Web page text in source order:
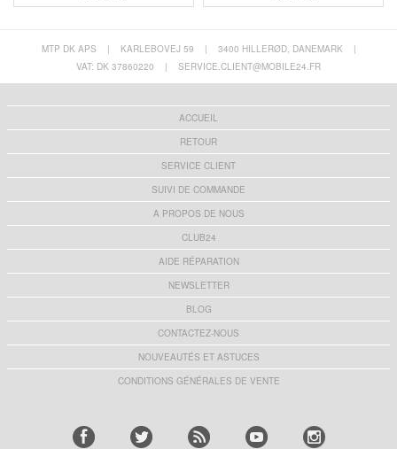
MTP DK APS | KARLEBOVEJ 59 | 3400 HILLERØD, DANEMARK
|
VAT: DK 37860220
| SERVICE.CLIENT@MOBILE24.FR
ACCUEIL
RETOUR
SERVICE CLIENT
SUIVI DE COMMANDE
A PROPOS DE NOUS
CLUB24
AIDE RÉPARATION
NEWSLETTER
BLOG
CONTACTEZ-NOUS
NOUVEAUTÉS ET ASTUCES
CONDITIONS GÉNÉRALES DE VENTE